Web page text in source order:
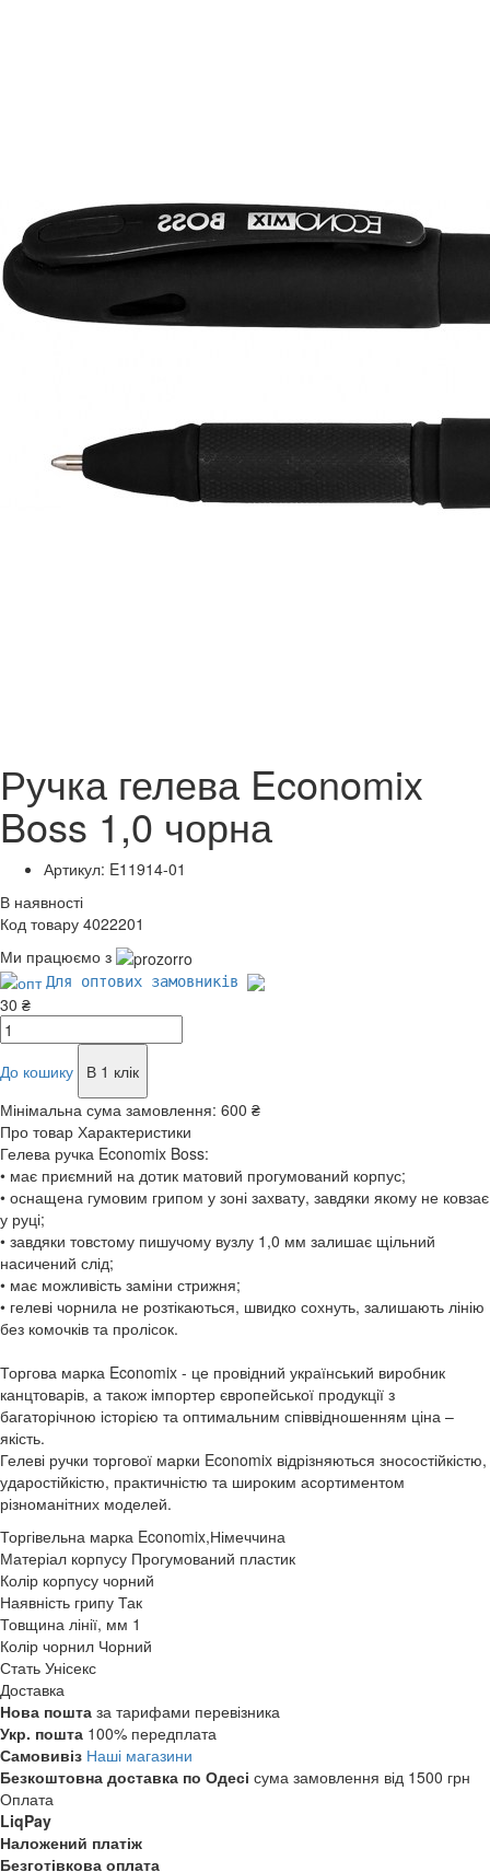
Ручка гелева Economix
Boss 1,0 чорна
Артикул: E11914-01
В наявності
Код товару 4022201
Ми працюємо з
Для оптових замовників
30 ₴
До кошику
В 1 клік
Мінімальна сума замовлення: 600 ₴
Про товар Характеристики
Гелева ручка Economix Boss:
• має приємний на дотик матовий прогумований корпус;
• оснащена гумовим грипом у зоні захвату, завдяки якому не ковзає
у руці;
• завдяки товстому пишучому вузлу 1,0 мм залишає щільний
насичений слід;
• має можливість заміни стрижня;
• гелеві чорнила не розтікаються, швидко сохнуть, залишають лінію
без комочків та пролісок.
Торгова марка Economix - це провідний український виробник
канцтоварів, а також імпортер європейської продукції з
багаторічною історією та оптимальним співвідношенням ціна –
якість.
Гелеві ручки торгової марки Economix відрізняються зносостійкістю,
ударостійкістю, практичністю та широким асортиментом
різноманітних моделей.
Торгівельна марка Economix,Німеччина
Матеріал корпусу Прогумований пластик
Колір корпусу чорний
Наявність грипу Так
Товщина лінії, мм 1
Колір чорнил Чорний
Стать Унісекс
Доставка
Нова пошта за тарифами перевізника
Укр. пошта 100% передплата
Самовивіз Наші магазини
Безкоштовна доставка по Одесі сума замовлення від 1500 грн
Оплата
LiqPay
Наложений платіж
Безготівкова оплата